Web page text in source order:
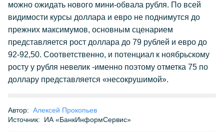
можно ожидать нового мини-обвала рубля. По всей
видимости курсы доллара и евро не поднимутся до
прежних максимумов, основным сценарием
представляется рост доллара до 79 рублей и евро до
92-92,50. Соответственно, и потенциал к ноябрьскому
росту у рубля невелик -именно поэтому отметка 75 по
доллару представляется «несокрушимой».
Автор: Алексей Прокопьев
Источник:
ИА «БанкИнформСервис»